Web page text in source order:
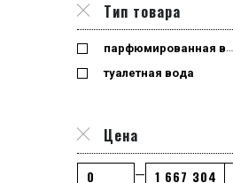
Тип товара
парфюмированная вода
туалетная вода
Цена
—